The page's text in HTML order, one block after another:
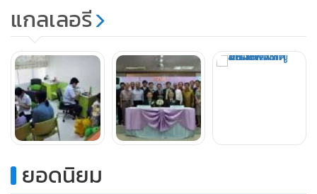
กล่าว ทางเราจึงเลือกโรงพยาบาลมิตรภาพสามัคคี (ท่งเซียเซี่ยง
ตึ้ง) เนื่องจากเป็นโรงพยาบาลระดับทุติยภูมิที่มีการดูแลรักษาผู้
ป่วยที่มีคุณภาพ มีผู้ป่วยที่เหมาะสมสำหรับการเรียนการสอน
นักศึกษาแพทย์ในชั้นคลินิก จึงได้ทำสัญญาข้อตกลงความร่วมมือ
ด้านการจัดการเรียนการสอนร่วมกัน
โดยในระยะแรกตกลงให้มีการเรียนการสอน ณ คลินิกเด็ก ของ
โรงพยาบาลมิตรภาพสามัคคี ซึ่งทางคณะแพทยศาสตร์
มหาวิทยาลัยสงขลานครินทร์ ได้จัดนักศึกษาแพทย์มาตรวจรักษา
แกลเลอรี
ยอดนิยม